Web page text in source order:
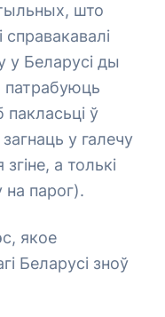
што
у Беларусі ды
ў
у галечу
а толькі
на парог).
якое
Беларусі зноў